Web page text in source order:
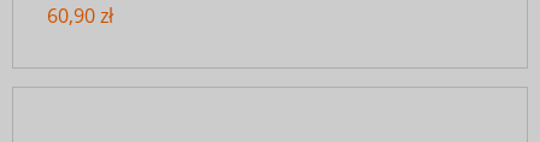
60,90 zł